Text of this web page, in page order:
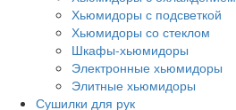
Хьюмидоры с подсветкой
Хьюмидоры со стеклом
Шкафы-хьюмидоры
Электронные хьюмидоры
Элитные хьюмидоры
Сушилки для рук